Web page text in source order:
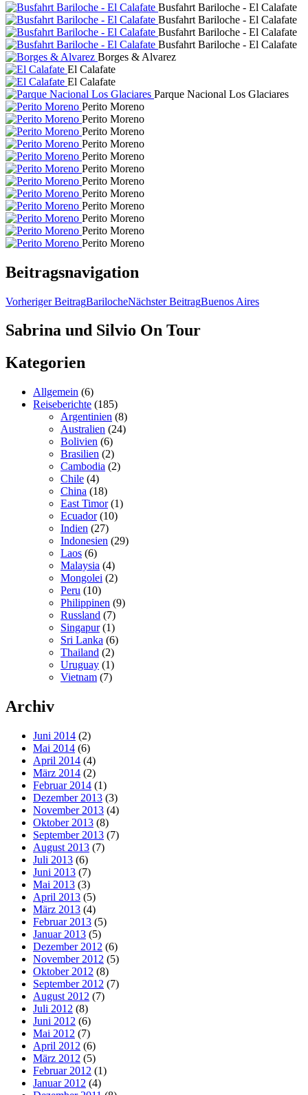
Busfahrt Bariloche - El Calafate
Busfahrt Bariloche - El Calafate
Busfahrt Bariloche - El Calafate
Busfahrt Bariloche - El Calafate
Borges & Alvarez
El Calafate
El Calafate
Parque Nacional Los Glaciares
Perito Moreno
Perito Moreno
Perito Moreno
Perito Moreno
Perito Moreno
Perito Moreno
Perito Moreno
Perito Moreno
Perito Moreno
Perito Moreno
Perito Moreno
Perito Moreno
Beitragsnavigation
Vorheriger BeitragBarilocheNächster BeitragBuenos Aires
Sabrina und Silvio On Tour
Kategorien
Allgemein (6)
Reiseberichte (185)
Argentinien (8)
Australien (24)
Bolivien (6)
Brasilien (2)
Cambodia (2)
Chile (4)
China (18)
East Timor(1)
Ecuador(10)
Indien (27)
Indonesien (29)
Laos (6)
Malaysia (4)
Mongolei (2)
Peru (10)
Philippinen (9)
Russland (7)
Singapur(1)
Sri Lanka (6)
Thailand (2)
Uruguay (1)
Vietnam (7)
Archiv
Juni 2014 (2)
Mai 2014 (6)
April 2014 (4)
März 2014 (2)
Februar 2014 (1)
Dezember 2013 (3)
November 2013 (4)
Oktober 2013 (8)
September 2013 (7)
August 2013 (7)
Juli 2013 (6)
Juni 2013 (7)
Mai 2013 (3)
April 2013 (5)
März 2013 (4)
Februar 2013 (5)
Januar 2013 (5)
Dezember 2012 (6)
November 2012 (5)
Oktober 2012 (8)
September 2012 (7)
August 2012 (7)
Juli 2012 (8)
Juni 2012 (6)
Mai 2012 (7)
April 2012 (6)
März 2012 (5)
Februar 2012 (1)
Januar 2012 (4)